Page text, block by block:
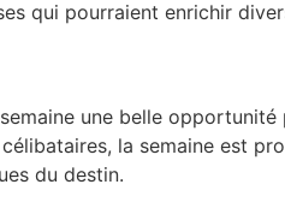
qui pourraient enrichir
une belle
la semaine est
du destin.